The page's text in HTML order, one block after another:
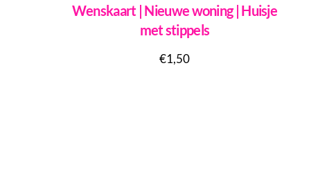
Wenskaart | Nieuwe woning | Huisje
met stippels
€1,50